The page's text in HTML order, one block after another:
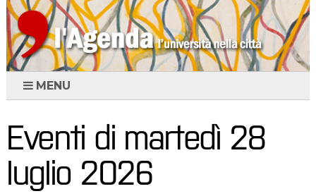
MENU
Eventi di martedì 28
luglio 2026